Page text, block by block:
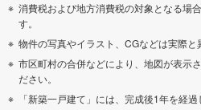
消費税および地方消費税の対象となる場
す。
物件の写真やイラスト、CGなどは実際と
市区町村の合併などにより、地図が表示
ださい。
「新築一戸建て」には、完成後1年を経